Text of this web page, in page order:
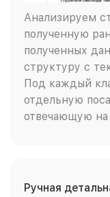
Анализируем
полученную
полученных
структуру с
Под каждый
отдельную
отвечающую на
Ручная